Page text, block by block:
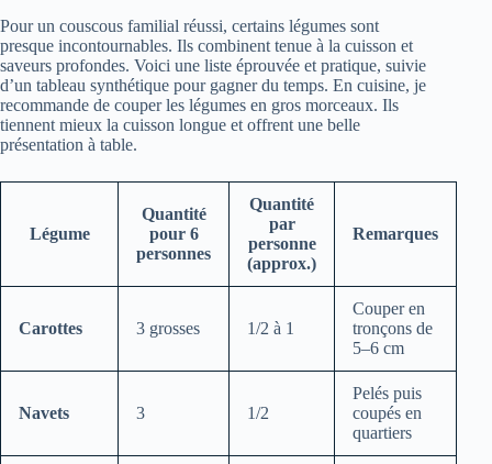
Pour un couscous familial réussi, certains légumes sont
presque incontournables. Ils combinent tenue à la cuisson et
saveurs profondes. Voici une liste éprouvée et pratique, suivie
d’un tableau synthétique pour gagner du temps. En cuisine, je
recommande de couper les légumes en gros morceaux. Ils
tiennent mieux la cuisson longue et offrent une belle
présentation à table.
Légume
Quantité
pour 6
personnes
Quantité
par
personne
(approx.)
Remarques
Carottes 3 grosses 1/2 à 1
Couper en
tronçons de
5–6 cm
Navets 3 1/2
Pelés puis
coupés en
quartiers